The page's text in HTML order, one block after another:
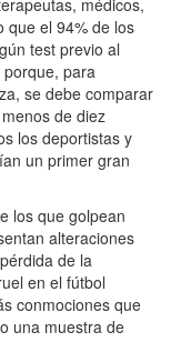
médicos,
que el 94% de los
test previo al
para
se debe comparar
de diez
los deportistas y
un primer gran
los que golpean
alteraciones
de la
en el fútbol
conmociones que
una muestra de